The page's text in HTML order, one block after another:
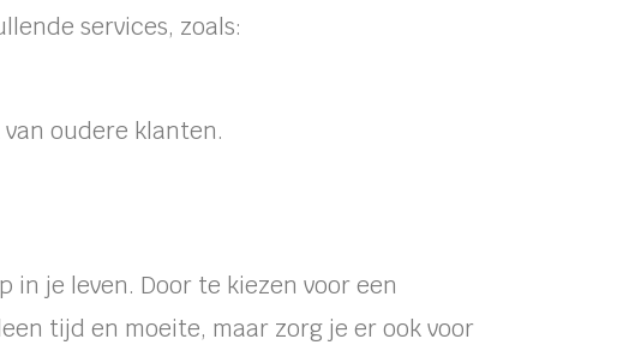
services, zoals:
oudere klanten.
in je leven. Door te kiezen voor een
tijd en moeite, maar zorg je er ook voor